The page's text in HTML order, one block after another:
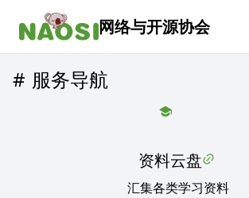
网络与开源协会
服务导航
资料云盘
汇集各类学习资料